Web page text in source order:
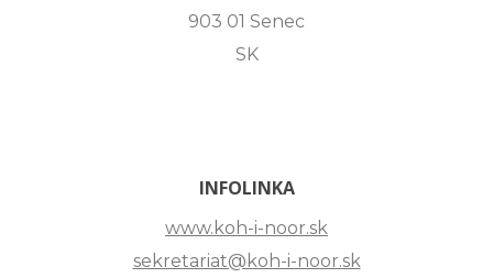
903 01 Senec
SK
INFOLINKA
www.koh-i-noor.sk
sekretariat@koh-i-noor.sk